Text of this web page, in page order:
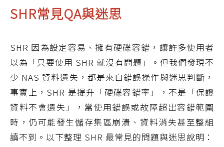
SHR常見QA與迷思
SHR 因為設定容易、擁有硬碟容錯，讓許多使用者
以為「只要使用 SHR 就沒有問題」。但我們發現不
少 NAS 資料遺失，都是來自錯誤操作與迷思判斷，
事實上，SHR 是提升「硬碟容錯率」，不是「保證
資料不會遺失」，當使用錯誤或故障超出容錯範圍
時，仍可能發生儲存集區崩潰、資料消失甚至整組
讀不到。以下整理 SHR 最常見的問題與迷思說明：